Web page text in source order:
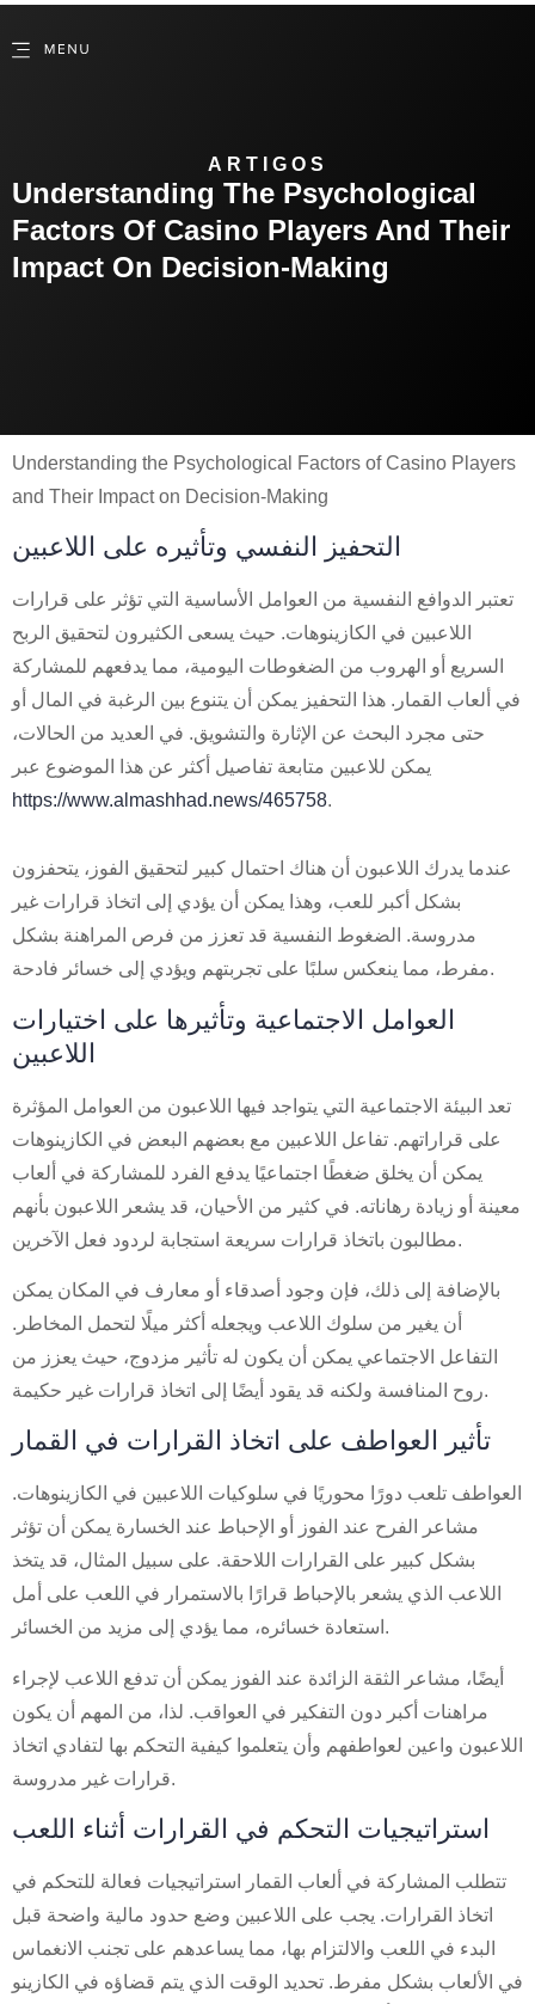
ARTIGOS
Understanding The Psychological
Factors Of Casino Players And Their
Impact On Decision-Making
Understanding the Psychological Factors of Casino Players
and Their Impact on Decision-Making
التحفيز النفسي وتأثيره على اللاعبين
تعتبر الدوافع النفسية من العوامل الأساسية التي تؤثر على قرارات
اللاعبين في الكازينوهات. حيث يسعى الكثيرون لتحقيق الربح
السريع أو الهروب من الضغوطات اليومية، مما يدفعهم للمشاركة
في ألعاب القمار. هذا التحفيز يمكن أن يتنوع بين الرغبة في المال أو
حتى مجرد البحث عن الإثارة والتشويق. في العديد من الحالات،
يمكن للاعبين متابعة تفاصيل أكثر عن هذا الموضوع عبر
https://www.almashhad.news/465758.
عندما يدرك اللاعبون أن هناك احتمال كبير لتحقيق الفوز، يتحفزون
بشكل أكبر للعب، وهذا يمكن أن يؤدي إلى اتخاذ قرارات غير
مدروسة. الضغوط النفسية قد تعزز من فرص المراهنة بشكل
مفرط، مما ينعكس سلبًا على تجربتهم ويؤدي إلى خسائر فادحة.
العوامل الاجتماعية وتأثيرها على اختيارات
اللاعبين
تعد البيئة الاجتماعية التي يتواجد فيها اللاعبون من العوامل المؤثرة
على قراراتهم. تفاعل اللاعبين مع بعضهم البعض في الكازينوهات
يمكن أن يخلق ضغطًا اجتماعيًا يدفع الفرد للمشاركة في ألعاب
معينة أو زيادة رهاناته. في كثير من الأحيان، قد يشعر اللاعبون بأنهم
مطالبون باتخاذ قرارات سريعة استجابة لردود فعل الآخرين.
بالإضافة إلى ذلك، فإن وجود أصدقاء أو معارف في المكان يمكن
أن يغير من سلوك اللاعب ويجعله أكثر ميلًا لتحمل المخاطر.
التفاعل الاجتماعي يمكن أن يكون له تأثير مزدوج، حيث يعزز من
روح المنافسة ولكنه قد يقود أيضًا إلى اتخاذ قرارات غير حكيمة.
تأثير العواطف على اتخاذ القرارات في القمار
العواطف تلعب دورًا محوريًا في سلوكيات اللاعبين في الكازينوهات.
مشاعر الفرح عند الفوز أو الإحباط عند الخسارة يمكن أن تؤثر
بشكل كبير على القرارات اللاحقة. على سبيل المثال، قد يتخذ
اللاعب الذي يشعر بالإحباط قرارًا بالاستمرار في اللعب على أمل
استعادة خسائره، مما يؤدي إلى مزيد من الخسائر.
أيضًا، مشاعر الثقة الزائدة عند الفوز يمكن أن تدفع اللاعب لإجراء
مراهنات أكبر دون التفكير في العواقب. لذا، من المهم أن يكون
اللاعبون واعين لعواطفهم وأن يتعلموا كيفية التحكم بها لتفادي اتخاذ
قرارات غير مدروسة.
استراتيجيات التحكم في القرارات أثناء اللعب
تتطلب المشاركة في ألعاب القمار استراتيجيات فعالة للتحكم في
اتخاذ القرارات. يجب على اللاعبين وضع حدود مالية واضحة قبل
البدء في اللعب والالتزام بها، مما يساعدهم على تجنب الانغماس
في الألعاب بشكل مفرط. تحديد الوقت الذي يتم قضاؤه في الكازينو